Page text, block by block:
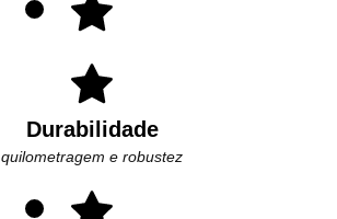
Durabilidade
quilometragem e robustez